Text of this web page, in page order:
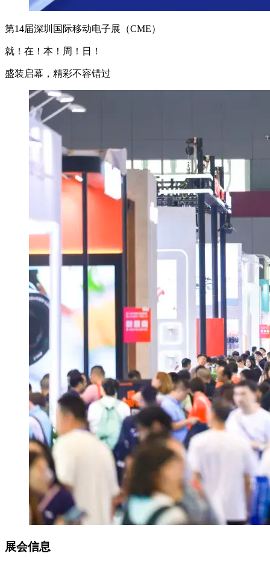
第14届深圳国际移动电子展（CME）
就！在！本！周！日！
盛装启幕，精彩不容错过
展会信息